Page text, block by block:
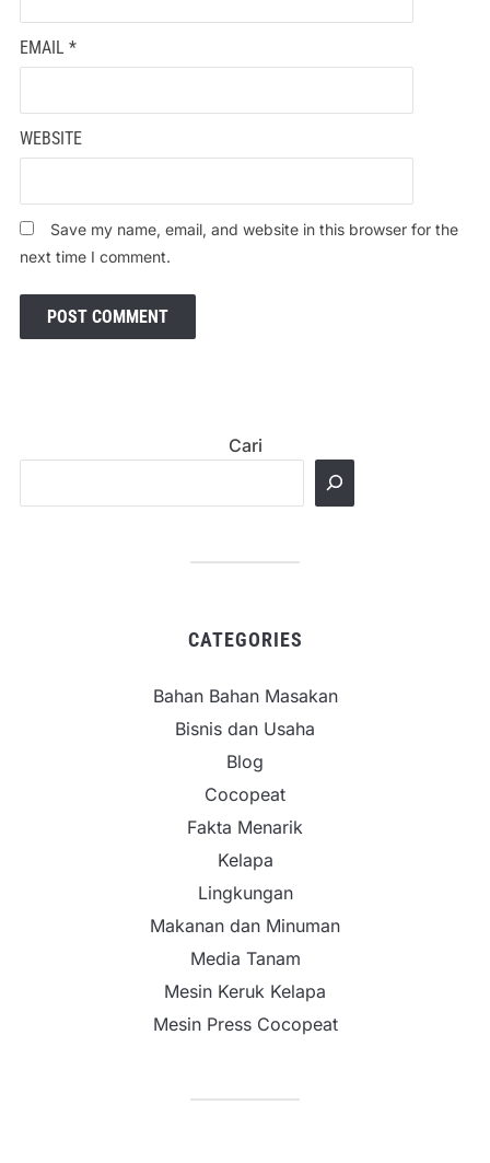
EMAIL *
WEBSITE
Save my name, email, and website in this browser for the
next time I comment.
Cari
CATEGORIES
Bahan Bahan Masakan
Bisnis dan Usaha
Blog
Cocopeat
Fakta Menarik
Kelapa
Lingkungan
Makanan dan Minuman
Media Tanam
Mesin Keruk Kelapa
Mesin Press Cocopeat